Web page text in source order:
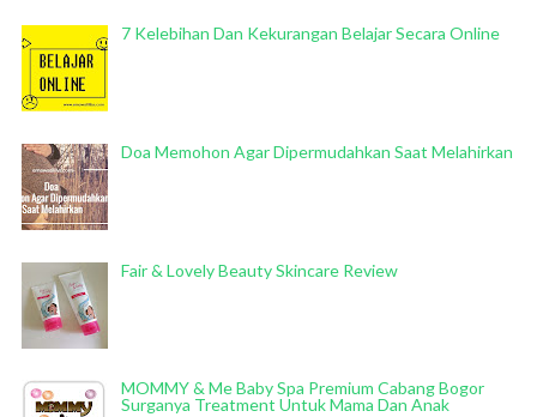
7 Kelebihan Dan Kekurangan Belajar Secara Online
Doa Memohon Agar Dipermudahkan Saat Melahirkan
Fair & Lovely Beauty Skincare Review
MOMMY & Me Baby Spa Premium Cabang Bogor
Surganya Treatment Untuk Mama Dan Anak